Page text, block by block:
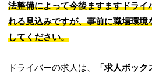
法整備によって今後ますますドライ
れる見込みですが、事前に職場環境
してください。
ドライバーの求人は、 「求人ボック